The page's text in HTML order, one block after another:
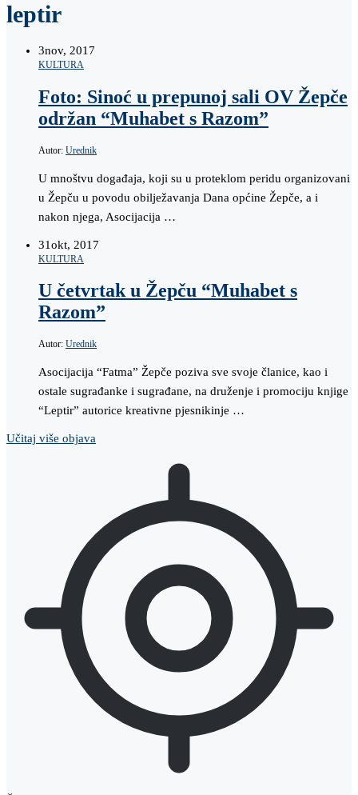
leptir
3nov, 2017
KULTURA
Foto: Sinoć u prepunoj sali OV Žepče
održan “Muhabet s Razom”
Autor: Urednik
U mnoštvu događaja, koji su u proteklom peridu organizovani
u Žepču u povodu obilježavanja Dana općine Žepče, a i
nakon njega, Asocijacija …
31okt, 2017
KULTURA
U četvrtak u Žepču “Muhabet s
Razom”
Autor: Urednik
Asocijacija “Fatma” Žepče poziva sve svoje članice, kao i
ostale sugrađanke i sugrađane, na druženje i promociju knjige
“Leptir” autorice kreativne pjesnikinje …
Učitaj više objava